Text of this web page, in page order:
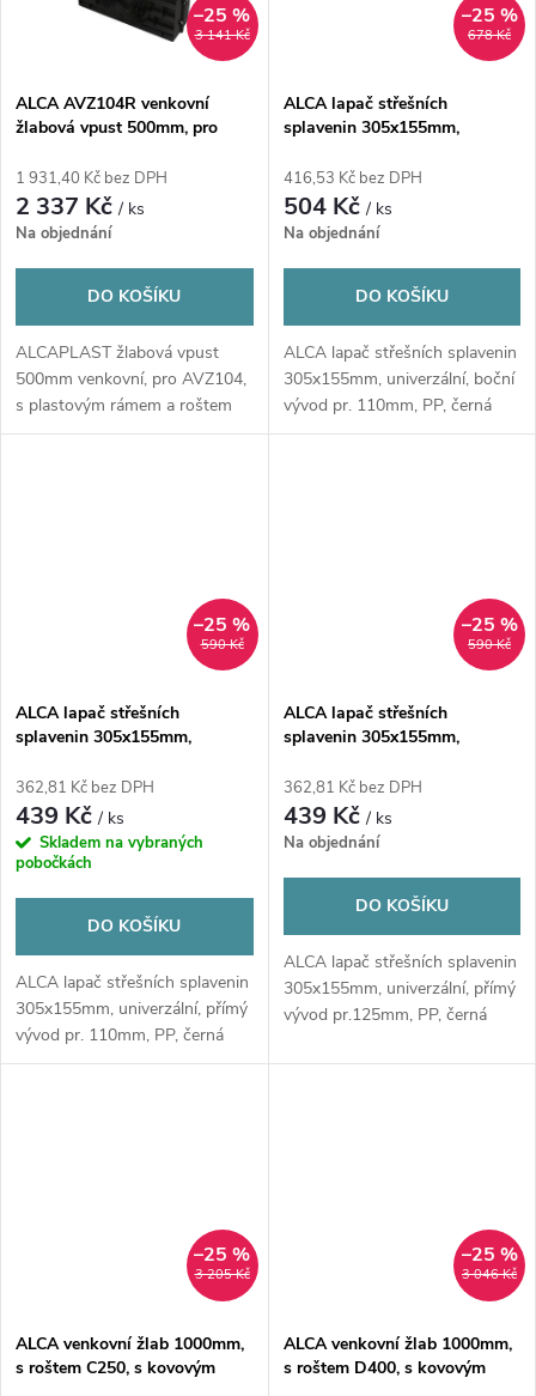
3 141 Kč
–25 %
ALCA AVZ104R venkovní
žlabová vpust 500mm, pro
roštem A15, černá
1 931,40 Kč bez DPH
2 337 Kč/ ks
Na objednání
DO KOŠÍKU
ALCAPLAST žlabová vpust
500mm venkovní, pro AVZ104,
s plastovým rámem a roštem
A15, černá
678 Kč
–25 %
ALCA lapač střešních
splavenin 305x155mm,
110mm, PP, černá
416,53 Kč bez DPH
504 Kč/ ks
Na objednání
DO KOŠÍKU
ALCA lapač střešních splavenin
305x155mm, univerzální, boční
vývod pr. 110mm, PP, černá
590 Kč
–25 %
ALCA lapač střešních
splavenin 305x155mm,
110mm, PP, černá
362,81 Kč bez DPH
439 Kč/ ks
Skladem na vybraných
pobočkách
DO KOŠÍKU
ALCA lapač střešních splavenin
305x155mm, univerzální, přímý
vývod pr. 110mm, PP, černá
590 Kč
–25 %
ALCA lapač střešních
splavenin 305x155mm,
pr.125mm, PP, černá
362,81 Kč bez DPH
439 Kč/ ks
Na objednání
DO KOŠÍKU
ALCA lapač střešních splavenin
305x155mm, univerzální, přímý
vývod pr.125mm, PP, černá
3 205 Kč
–25 %
ALCA venkovní žlab 1000mm,
s roštem C250, s kovovým
3 046 Kč
–25 %
ALCA venkovní žlab 1000mm,
s roštem D400, s kovovým